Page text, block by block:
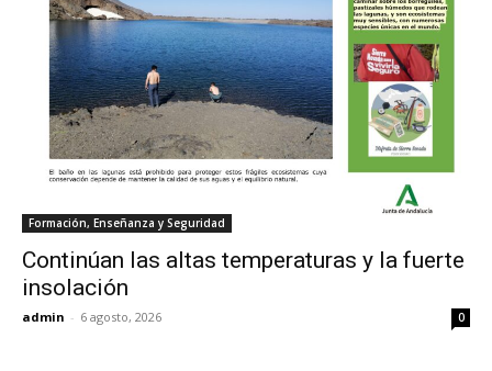
Formación, Enseñanza y Seguridad
Continúan las altas temperaturas y la fuerte
insolación
admin - 6 agosto, 2026 0